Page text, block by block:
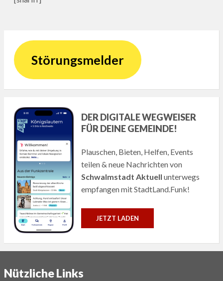
Störungsmelder
DER DIGITALE WEGWEISER
FÜR DEINE GEMEINDE!
Plauschen, Bieten, Helfen, Events
teilen & neue Nachrichten von
Schwalmstadt Aktuell unterwegs
empfangen mit StadtLand.Funk!
JETZT LADEN
Nützliche Links